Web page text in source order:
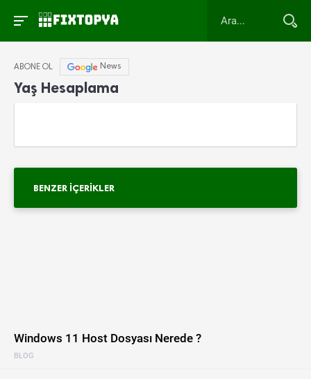
ABONE OL News
Yaş Hesaplama
BENZER İÇERIKLER
BLOG
Windows 11 Host Dosyası Nerede ?